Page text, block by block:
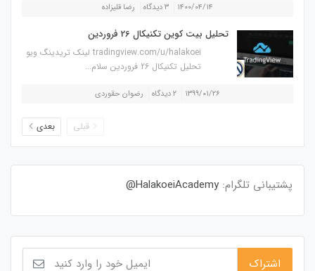
۱۴۰۰/۰۴/۱۴ ۳ دیدگاه رضا قلیزاده
تحلیل بیت کوین تکنیکال 26 فروردین
tradingview.com/u/halakoei لینک تریدینگ ویو
تحلیل تکنیکال 26 فروردین سلام...
۱۳۹۹/۰۱/۲۶ ۲ دیدگاه رضوان حقوردی
قبلی بعدی
پشتیبانی تلگرام: HalakoeiAcademy@